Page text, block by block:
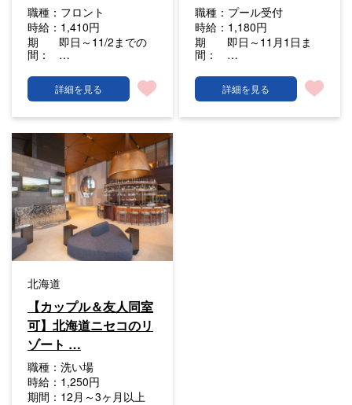
職種： フロント
時給： 1,410円
期
間：
即日～11/2までの
…
詳細を見る
職種： プール受付
時給： 1,180円
期
間：
即日～11月1日ま
…
詳細を見る
北海道
【カップル＆友人同室
可】北海道ニセコのリ
ゾート …
職種： 洗い場
時給： 1,250円
期間： 12月～3ヶ月以上